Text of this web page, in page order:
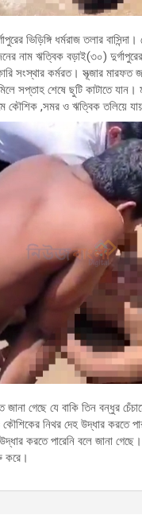
ভিড়িঙ্গি ধর্মরাজ তলার বাসিন্দা।
নাম ঋত্বিক বড়াই(৩০) দুর্গাপুরের
সংস্থার কর্মরত। সূত্জার মারফত
সপ্তাহ শেষে ছুটি কাটাতে যান।
কৌশিক ,সমর ও ঋত্বিক তলিয়ে
গেছে যে বাকি তিন বন্ধুর
কৌশিকের নিথর দেহ উদ্ধার করতে
করতে পারেনি বলে জানা
করে।